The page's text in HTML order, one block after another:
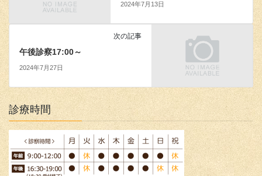
2024年7月13日
次の記事
午後診察17:00～
2024年7月27日
診療時間